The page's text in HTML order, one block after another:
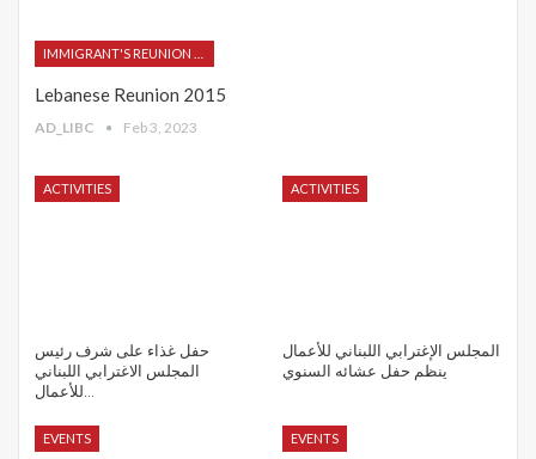
Lebanese Reunion 2015
AD_LIBC Feb 3, 2023
ACTIVITIES
حفل غذاء على شرف رئيس
المجلس الاغترابي اللبناني
للأعمال…
ACTIVITIES
المجلس الإغترابي اللبناني للأعمال
ينظم حفل عشائه السنوي
EVENTS EVENTS